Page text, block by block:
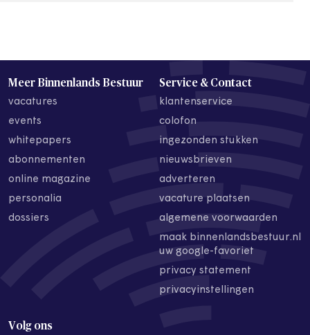
Meer Binnenlands Bestuur
vacatures
events
whitepapers
abonnementen
online magazine
personalia
dossiers
Service & Contact
klantenservice
colofon
ingezonden stukken
nieuwsbrieven
adverteren
vacature plaatsen
algemene voorwaarden
maak binnenlandsbestuur.nl
uw google-favoriet
privacy statement
privacyinstellingen
Volg ons